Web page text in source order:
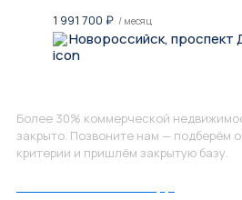
1 991 700 ₽ / месяц
Новороссийск, проспект
Более 30% коммерческой
закрыто. Позвоните нам — подберём
критерии и пришлём закрытую базу.